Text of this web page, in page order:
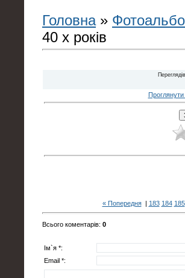
Головна»
40 х років
Переглядів
« Попередня| 183 184 185
Всього коментарів: 0
Ім`я *:
Email *: